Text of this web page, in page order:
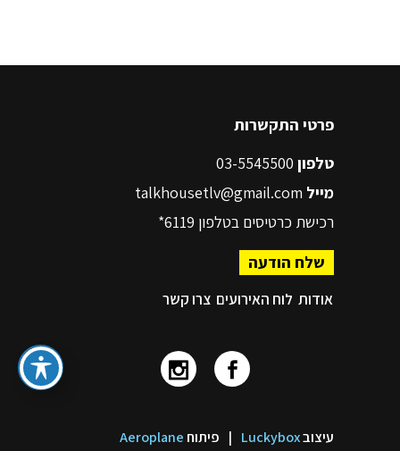
פרטי התקשרות
טלפון
מייל talkhousetlv@gmail.com
רכישת כרטיסים בטלפון 6119*
שלח הודעה
אודות לוח האירועים צרו קשר
עיצובLuckybox
| פיתוח Aeroplane